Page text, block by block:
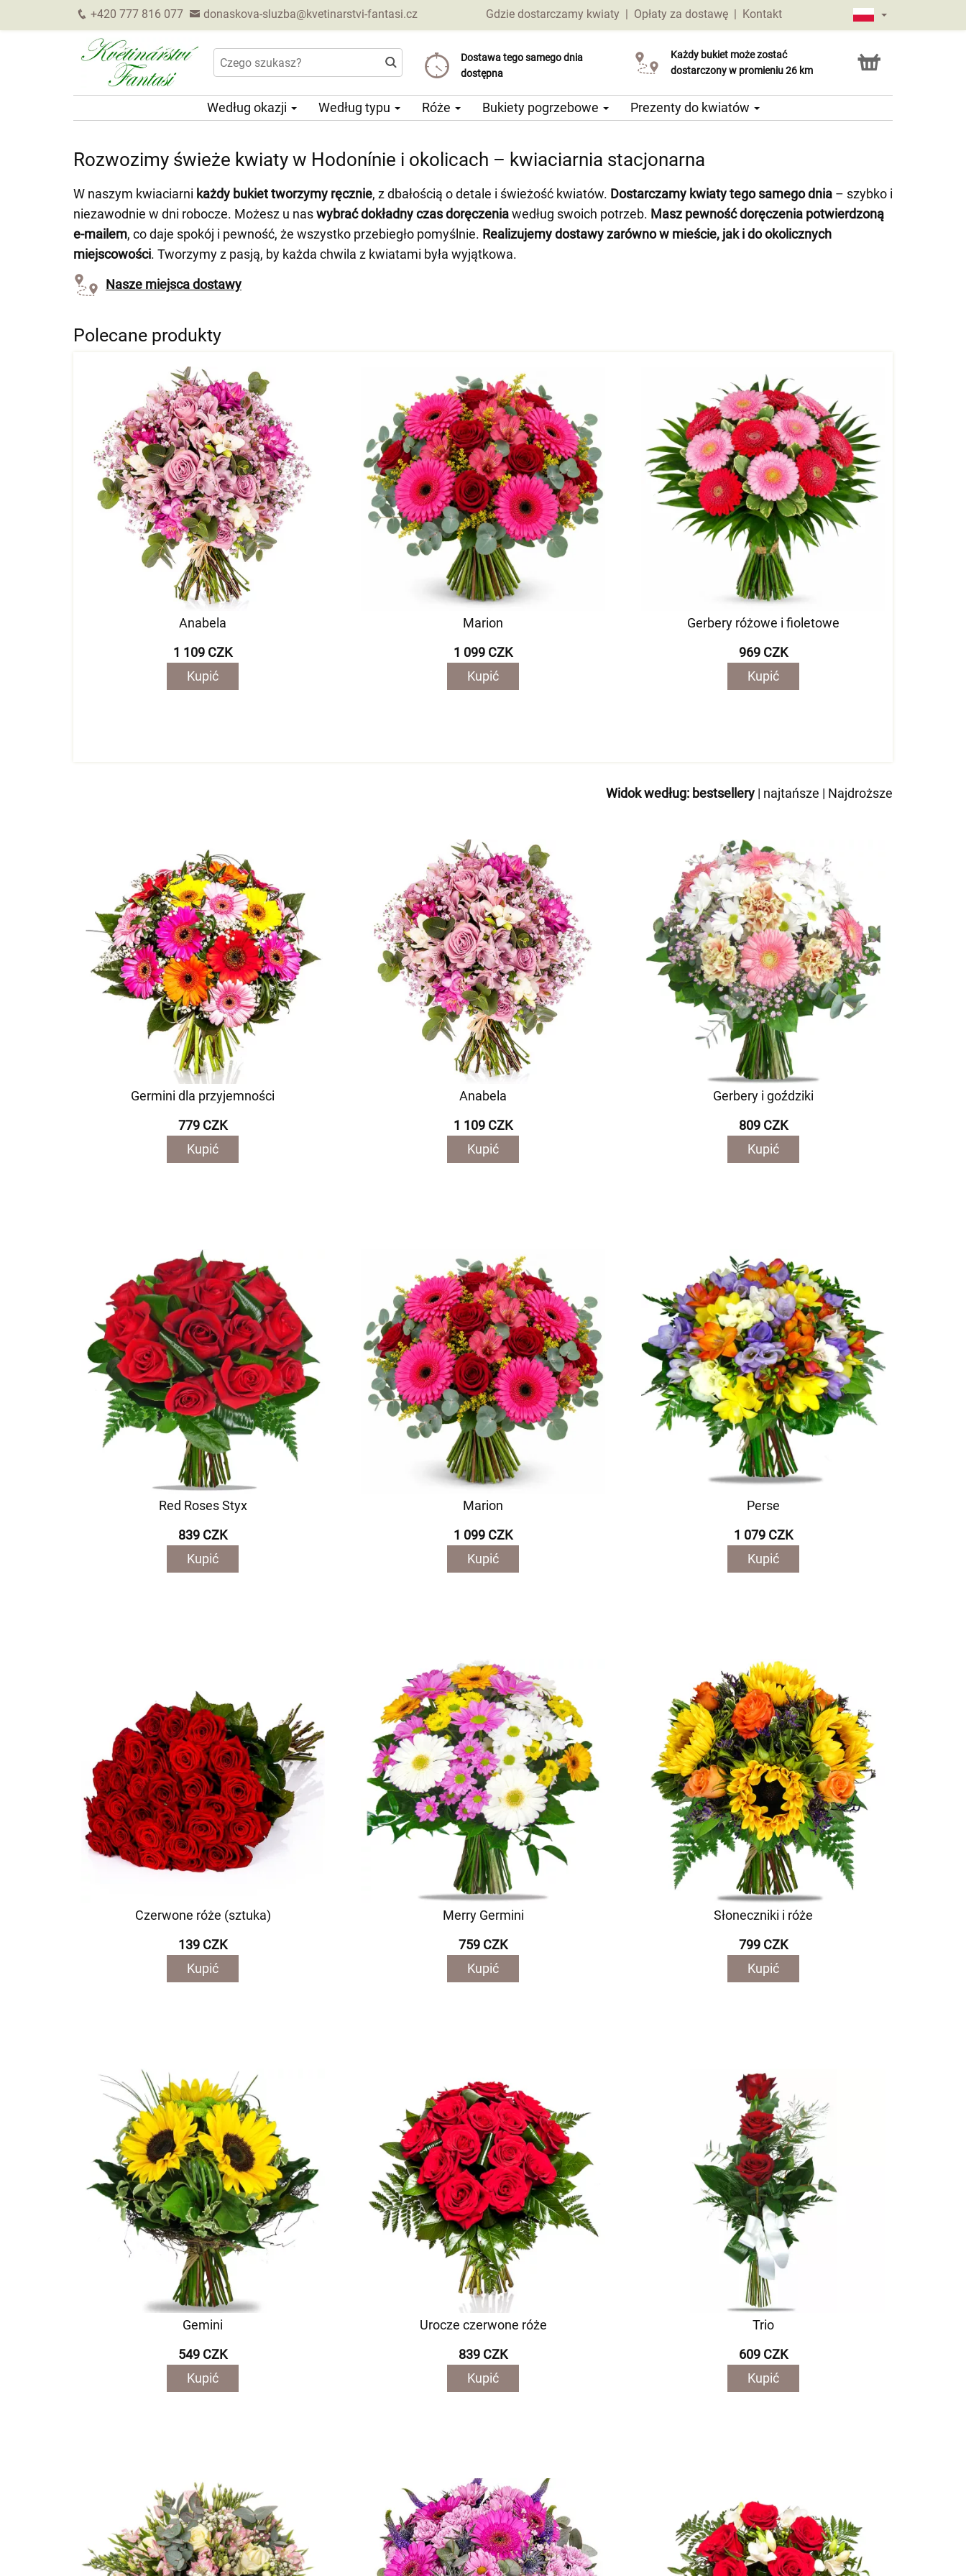
+420 777 816 077 donaskova-sluzba@kvetinarstvi-fantasi.cz Gdzie dostarczamy kwiaty | Opłaty za dostawę | Kontakt
Dostawa tego samego dnia
dostępna
Koszt dostawy już od 69 CZK
Wybierz datę dostawy
Każdy bukiet może zostać
dostarczony w promieniu 26 km
Usługa Click & Collect
Według okazji Według typu Róże Bukiety pogrzebowe Prezenty do kwiatów
Rozwozimy świeże kwiaty w Hodonínie i okolicach – kwiaciarnia stacjonarna
W naszym kwiaciarni każdy bukiet tworzymy ręcznie, z dbałością o detale i świeżość kwiatów. Dostarczamy kwiaty tego samego dnia – szybko i
niezawodnie w dni robocze. Możesz u naswybrać dokładny czas doręczeniawedług swoich potrzeb. Masz pewność doręczenia potwierdzoną
e-mailem, co daje spokój i pewność, że wszystko przebiegło pomyślnie. Realizujemy dostawy zarówno w mieście, jak i do okolicznych
miejscowości. Tworzymy z pasją, by każda chwila z kwiatami była wyjątkowa.
Nasze miejsca dostawy
Polecane produkty
Anabela
1 109 CZK
Kupić
Marion
1 099 CZK
Kupić
Gerbery różowe i fioletowe
969 CZK
Kupić
Widok według: bestsellery | najtańsze | Najdroższe
Germini dla przyjemności
779 CZK
Kupić
Anabela
1 109 CZK
Kupić
Gerbery i goździki
809 CZK
Kupić
Red Roses Styx
839 CZK
Kupić
Marion
1 099 CZK
Kupić
Perse
1 079 CZK
Kupić
Czerwone róże (sztuka)
139 CZK
Kupić
Merry Germini
759 CZK
Kupić
Słoneczniki i róże
799 CZK
Kupić
Gemini
549 CZK
Kupić
Urocze czerwone róże
839 CZK
Kupić
Trio
609 CZK
Kupić